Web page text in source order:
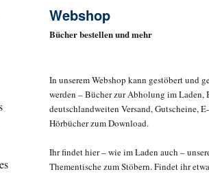
Webshop
Bücher bestellen und mehr
In unserem Webshop kann gestöbert und
werden – Bücher zur Abholung im Laden,
deutschlandweiten Versand, Gutscheine,
Hörbücher zum Download.
Ihr findet hier – wie im Laden auch –
Thementische zum Stöbern. Findet ihr